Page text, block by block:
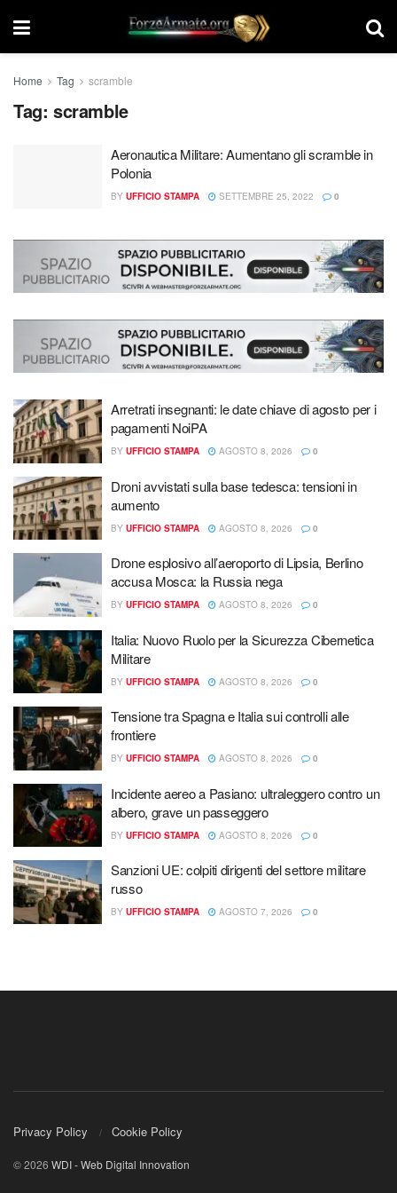
Home Tag scramble
Tag: scramble
Aeronautica Militare: Aumentano gli scramble in
Polonia
BY UFFICIO STAMPA SETTEMBRE 25, 2022 0
Arretrati insegnanti: le date chiave di agosto per i
pagamenti NoiPA
BY UFFICIO STAMPA AGOSTO 8, 2026 0
Droni avvistati sulla base tedesca: tensioni in
aumento
BY UFFICIO STAMPA AGOSTO 8, 2026 0
Drone esplosivo all’aeroporto di Lipsia, Berlino
accusa Mosca: la Russia nega
BY UFFICIO STAMPA AGOSTO 8, 2026 0
Italia: Nuovo Ruolo per la Sicurezza Cibernetica
Militare
BY UFFICIO STAMPA AGOSTO 8, 2026 0
Tensione tra Spagna e Italia sui controlli alle
frontiere
BY UFFICIO STAMPA AGOSTO 8, 2026 0
Incidente aereo a Pasiano: ultraleggero contro un
albero, grave un passeggero
BY UFFICIO STAMPA AGOSTO 8, 2026 0
Sanzioni UE: colpiti dirigenti del settore militare
russo
BY UFFICIO STAMPA AGOSTO 7, 2026 0
Privacy Policy Cookie Policy
© 2026 WDI - Web Digital Innovation